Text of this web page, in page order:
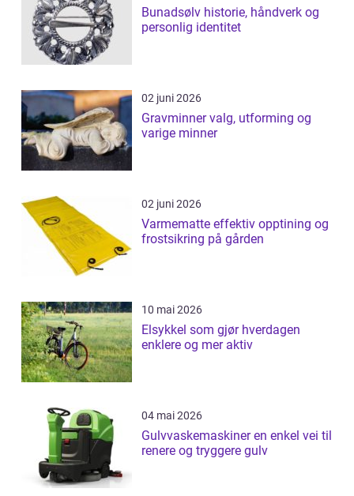
Bunadsølv historie, håndverk og
personlig identitet
02 juni 2026
Gravminner valg, utforming og
varige minner
02 juni 2026
Varmematte effektiv opptining og
frostsikring på gården
10 mai 2026
Elsykkel som gjør hverdagen
enklere og mer aktiv
04 mai 2026
Gulvvaskemaskiner en enkel vei til
renere og tryggere gulv